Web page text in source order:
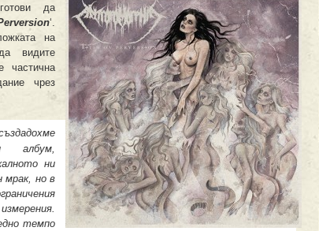
да
‘.
на
видите
частична
чрез
албум,
ни
мрак, но в
темпо